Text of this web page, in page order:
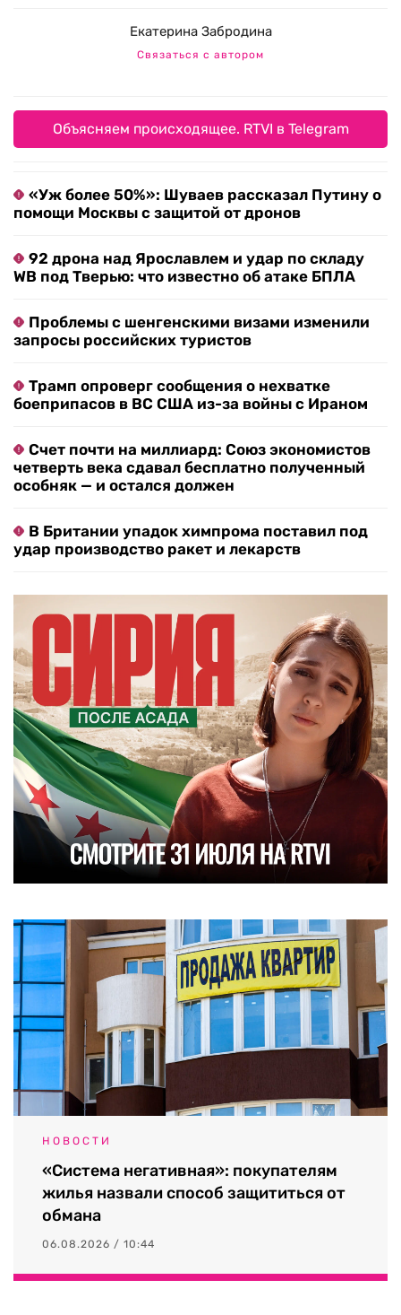
Екатерина Забродина
Связаться с автором
Объясняем происходящее. RTVI в Telegram
«Уж более 50%»: Шуваев рассказал Путину о
помощи Москвы с защитой от дронов
92 дрона над Ярославлем и удар по складу
WB под Тверью: что известно об атаке БПЛА
Проблемы с шенгенскими визами изменили
запросы российских туристов
Трамп опроверг сообщения о нехватке
боеприпасов в ВС США из-за войны с Ираном
Счет почти на миллиард: Союз экономистов
четверть века сдавал бесплатно полученный
особняк — и остался должен
В Британии упадок химпрома поставил под
удар производство ракет и лекарств
НОВОСТИ
«Система негативная»: покупателям
жилья назвали способ защититься от
обмана
06.08.2026 / 10:44